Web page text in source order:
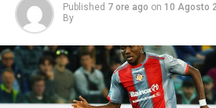
Published 7 ore ago on 10 Agosto
By